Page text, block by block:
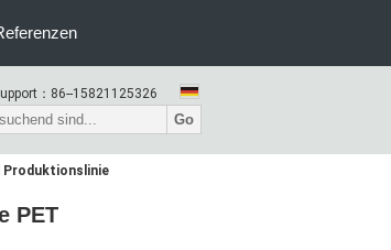
： 86--15821125326
Go
Produktionslinie
PET